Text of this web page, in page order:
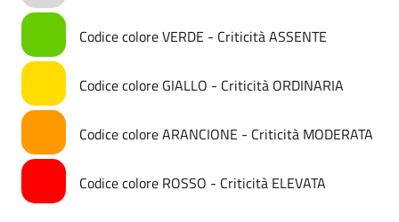
Codice colore VERDE - Criticità ASSENTE
Codice colore GIALLO - Criticità ORDINARIA
Codice colore ARANCIONE - Criticità MODERATA
Codice colore ROSSO - Criticità ELEVATA